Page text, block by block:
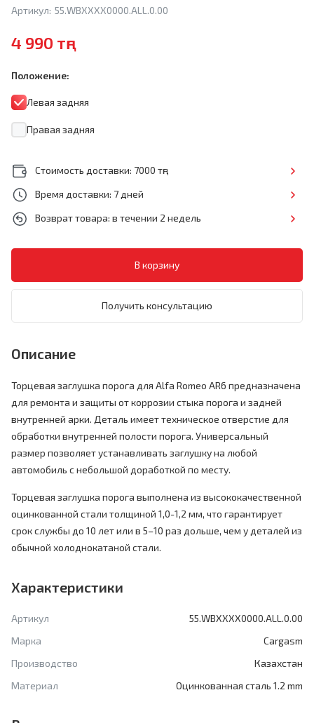
Артикул: 55.WBXXXX0000.ALL.0.00
4 990 тңг
Положение:
Левая задняя
Правая задняя
Стоимость доставки: 7000 тңг
Время доставки: 7 дней
Возврат товара: в течении 2 недель
Получить консультацию
Описание
Торцевая заглушка порога для Alfa Romeo AR6 предназначена
для ремонта и защиты от коррозии стыка порога и задней
внутренней арки. Деталь имеет техническое отверстие для
обработки внутренней полости порога. Универсальный
размер позволяет устанавливать заглушку на любой
автомобиль с небольшой доработкой по месту.
Торцевая заглушка порога выполнена из высококачественной
оцинкованной стали толщиной 1,0-1,2 мм, что гарантирует
срок службы до 10 лет или в 5–10 раз дольше, чем у деталей из
обычной холоднокатаной стали.
Характеристики
Артикул
55.WBXXXX0000.ALL.0.00
Марка
Cargasm
Производство
Казахстан
Материал
Оцинкованная сталь 1.2 mm